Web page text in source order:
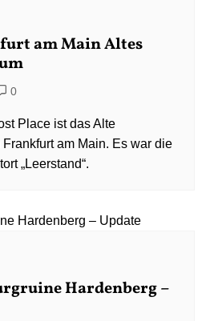
am Main Altes
0
Place ist das Alte
am Main. Es war die
„Leerstand“.
Hardenberg –